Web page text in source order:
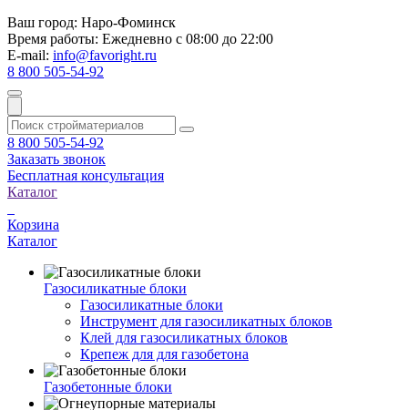
Ваш город: Наро-Фоминск
Время работы: Ежедневно с 08:00 до 22:00
E-mail: info@favoright.ru
8 800 505-54-92
8 800 505-54-92
Заказать звонок
Бесплатная консультация
Каталог
Корзина
Каталог
Газосиликатные блоки
Газосиликатные блоки
Инструмент для газосиликатных блоков
Клей для газосиликатных блоков
Крепеж для для газобетона
Газобетонные блоки